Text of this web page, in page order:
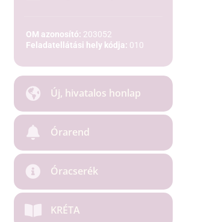
OM azonosító: 203052
Feladatellátási hely kódja: 010
Új, hivatalos honlap
Órarend
Óracserék
KRÉTA